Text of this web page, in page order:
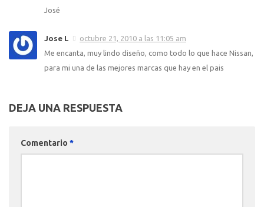
José
Jose L
octubre 21, 2010 a las 11:05 am
Me encanta, muy lindo diseño, como todo lo que hace Nissan,
para mi una de las mejores marcas que hay en el pais
DEJA UNA RESPUESTA
Comentario *